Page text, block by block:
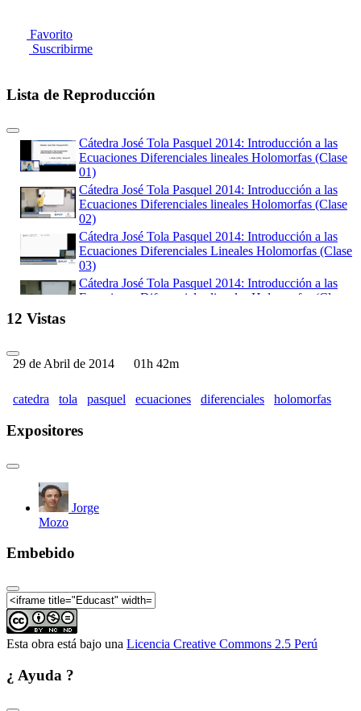
Favorito
Suscribirme
Lista de Reproducción
Cátedra José Tola Pasquel 2014: Introducción a las
Ecuaciones Diferenciales lineales Holomorfas (Clase
01)
Cátedra José Tola Pasquel 2014: Introducción a las
Ecuaciones Diferenciales lineales Holomorfas (Clase
02)
Cátedra José Tola Pasquel 2014: Introducción a las
Ecuaciones Diferenciales Lineales Holomorfas (Clase
03)
Cátedra José Tola Pasquel 2014: Introducción a las
Ecuaciones Diferenciales lineales Holomorfas (Clase
05)
12 Vistas
29 de Abril de 2014 01h 42m
catedra tola pasquel ecuaciones diferenciales holomorfas
Expositores
Jorge
Mozo
Embebido
Esta obra está bajo una Licencia Creative Commons 2.5 Perú
¿ Ayuda ?